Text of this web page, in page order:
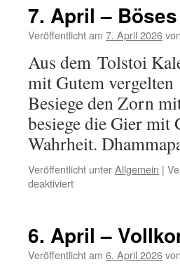
Thema:
Krieg
7. April –
Veröffentlicht am 7. April 2026von
Aus dem Tolstoi
mit Gutem
Besiege den Zorn
besiege die Gier mit
Wahrheit.
Veröffentlicht unterAllgemein |
deaktiviertfür
Böses
mit
6. April –
Veröffentlicht am 6. April 2026von